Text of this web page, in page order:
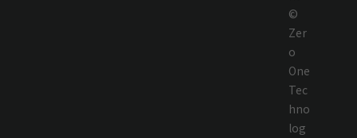
©
Zer
o
One
Tec
hno
log